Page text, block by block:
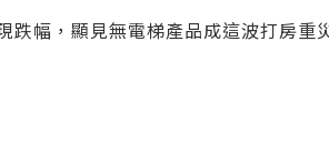
幅，顯見無電梯產品成這波打房重